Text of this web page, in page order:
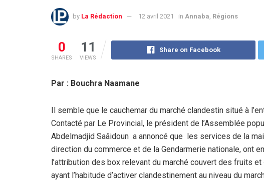
by La Rédaction 12 avril 2021 in Annaba Régions
0
SHARES
11
VIEWS
Share on Facebook
Par : Bouchra Naamane
Il semble que le cauchemar du marché clandestin situé à
Contacté par Le Provincial, le président de l’Assemblée
Abdelmadjid Saâidoun a annoncé que les services de la
direction du commerce et de la Gendarmerie nationale, ont
l’attribution des box relevant du marché couvert des fruits
ayant l’habitude d’activer clandestinement au niveau du